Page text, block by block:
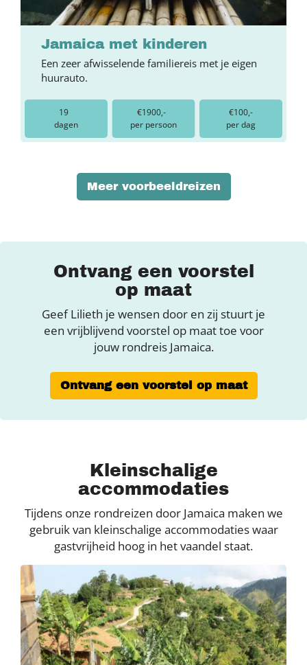
Jamaica met kinderen
Een zeer afwisselende familiereis met je eigen
huurauto.
19
dagen
€1900,-
per persoon
€100,-
per dag
Meer voorbeeldreizen
Ontvang een voorstel
op maat
Geef Lilieth je wensen door en zij stuurt je
een vrijblijvend voorstel op maat toe voor
jouw rondreis Jamaica.
Ontvang een voorstel op maat
Kleinschalige
accommodaties
Tijdens onze rondreizen door Jamaica maken we
gebruik van kleinschalige accommodaties waar
gastvrijheid hoog in het vaandel staat.